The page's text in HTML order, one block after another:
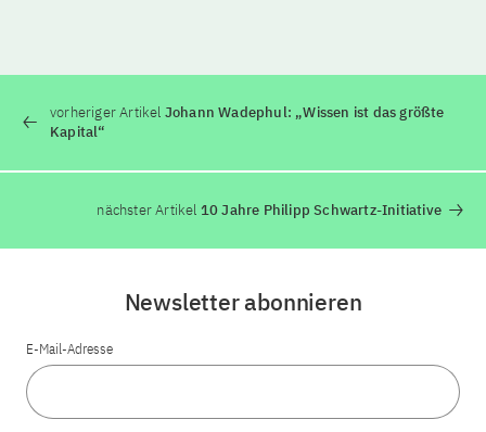
vorheriger Artikel Johann Wadephul: „Wissen ist das größte
Kapital“
nächster Artikel 10 Jahre Philipp Schwartz-Initiative
Newsletter abonnieren
E-Mail-Adresse